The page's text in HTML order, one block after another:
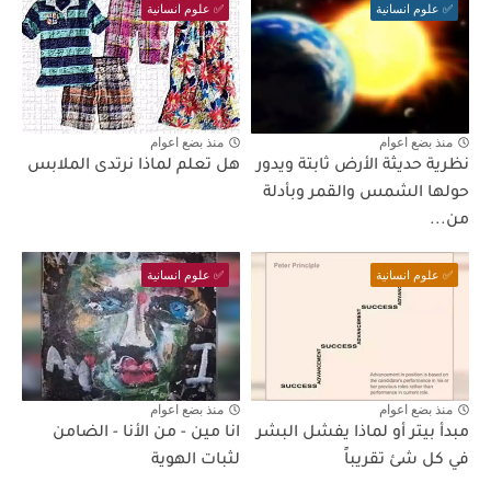
✅ علوم انسانية
منذ بضع اعوام
نظرية حديثة الأرض ثابتة ويدور
حولها الشمس والقمر وبأدلة
من...
✅ علوم انسانية
منذ بضع اعوام
هل تعلم لماذا نرتدى الملابس
✅ علوم انسانية
منذ بضع اعوام
مبدأ بيتر أو لماذا يفشل البشر
في كل شئ تقريباً
✅ علوم انسانية
منذ بضع اعوام
انا مين - من الأنا - الضامن
لثبات الهوية